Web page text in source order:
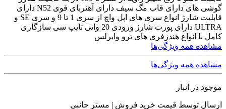
گوشی های دارای قاب مگ سیف دارای آهنربای قوی N52 دارای
قابلیت شارژ انواع سری های اپل واچ از سری 1 تا 9 و سری SE و
ULTRA دارای پورت شارژ ورودی 20 واتی تایپ سی سازگاری
کامل با انواع هندزفری های ترو وایرلس
مشاهده همه ویژگی‌ها
مشاهده همه ویژگی‌ها
موجود در انبار
ارسال توسط قیمت خرید فروش | مستر جانبی